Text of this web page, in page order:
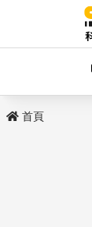
首頁